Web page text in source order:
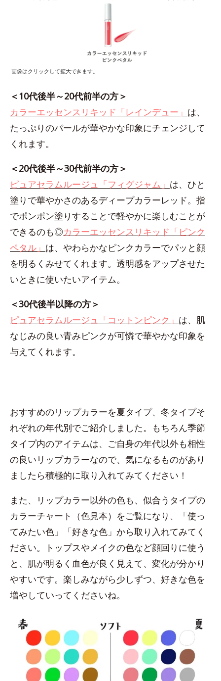
画像はクリックして拡大できます。
＜10代後半～20代前半の方＞
カラーエッセンスリキッド「レインデュー」 は、
たっぷりのパールが華やかな印象にチェンジして
くれます。
＜20代後半～30代前半の方＞
ピュアセラムルージュ「フィグジャム」 は、ひと
塗りで華やかさのあるディープカラーレッド。指
でポンポン塗りすることで軽やかに楽しむことが
できるのも◎カラーエッセンスリキッド「ピンク
ペタル」 は、やわらかなピンクカラーでパッと顔
を明るくみせてくれます。透明感をアップさせた
いときに使いたいアイテム。
＜30代後半以降の方＞
ピュアセラムルージュ「コットンピンク」 は、肌
なじみの良い青みピンクが可憐で華やかな印象を
与えてくれます。
おすすめのリップカラーを夏タイプ、冬タイプそ
れぞれの年代別でご紹介しました。もちろん季節
タイプ内のアイテムは、ご自身の年代以外も相性
の良いリップカラーなので、気になるものがあり
ましたら積極的に取り入れてみてください！
また、リップカラー以外の色も、似合うタイプの
カラーチャート（色見本）をご覧になり、「使っ
てみたい色」「好きな色」から取り入れてみてく
ださい。トップスやメイクの色など顔回りに使う
と、肌が明るく血色が良く見えて、変化が分かり
やすいです。楽しみながら少しずつ、好きな色を
増やしていってくださいね。